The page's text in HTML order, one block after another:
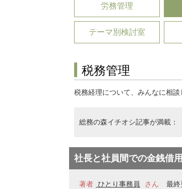
労務管理
テーマ別検討室
税務管理
税務経理について、みんなに相
総務の森イチオシ記事が満載：
社長と社員間での金銭借
著者 ひとり事務員 さん 最